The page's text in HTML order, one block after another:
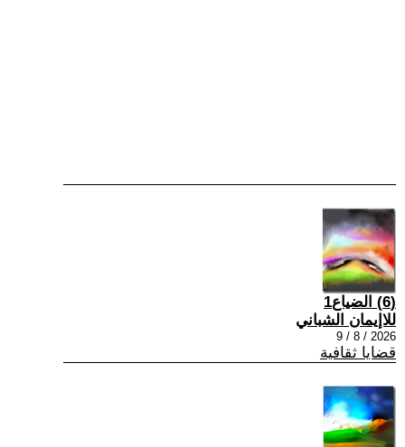
(6) الضياع1
للاإيمان الشباني
2026 / 8 / 9
قضايا ثقافية